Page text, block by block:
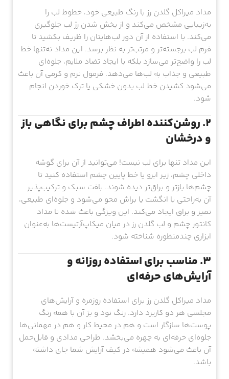
مداد میراکل گلدن رز با رنگ طبیعی خود، خطوط لب را
به‌زیبایی مشخص می‌کند و از پخش شدن رژ لب جلوگیری
می‌کند. با استفاده از آن دور لب‌هایتان را ظریف بکشید تا
فرم لب برجسته‌تر و مرتب‌تر به نظر برسد. این مداد نه‌تنها خط
لب را واضح‌تر می‌سازد بلکه با ایجاد تضاد ملایم، جلوه‌ای
طبیعی و جذاب به لب‌ها می‌دهد. فرمول نرم و کرمی آن باعث
می‌شود کشیدن خط لب بدون خشکی یا ترک خوردن انجام
شود.
۲. روشن‌کننده اطراف چشم برای نگاهی باز
و درخشان
این مداد تنها برای لب نیست! می‌توانید از آن برای گوشه
داخلی چشم، زیر ابرو یا خط پایین چشم استفاده کنید تا
چشم‌ها بازتر و براق‌تر دیده شوند. بافت سبک و ترکیب‌پذیر
آن به‌راحتی با انگشت یا براش محو می‌شود و جلوه‌ای طبیعی،
تمیز و براق ایجاد می‌کند. این ویژگی باعث شده تا مداد
کانتور چشم و لب گلدن رز در میان میکاپ‌آرتیست‌ها به‌عنوان
ابزاری چندمنظوره شناخته شود.
۳. مناسب برای استفاده روزانه و
آرایش‌های حرفه‌ای
مداد میراکل گلدن رز برای استفاده روزمره و آرایش‌های
مجلسی هر دو کاربرد دارد. رنگ نود و بژ آن با همه رنگ
پوست‌ها سازگار است و هم در محیط کار و هم در مهمانی‌ها
جلوه‌ای حرفه‌ای به چهره می‌بخشد. طراحی مدادی و قابل‌حمل
آن باعث می‌شود همیشه در کیف آرایش شما جای داشته
باشد.